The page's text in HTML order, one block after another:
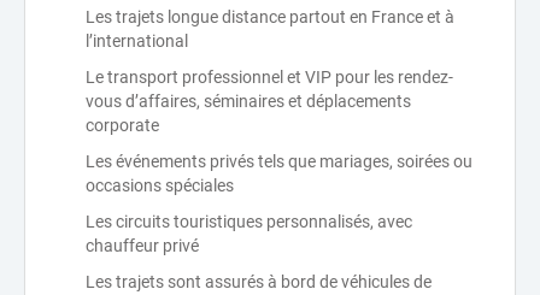
Les trajets longue distance partout en France et à
l’international
Le transport professionnel et VIP pour les rendez-
vous d’affaires, séminaires et déplacements
corporate
Les événements privés tels que mariages, soirées ou
occasions spéciales
Les circuits touristiques personnalisés, avec
chauffeur privé
Les trajets sont assurés à bord de véhicules de